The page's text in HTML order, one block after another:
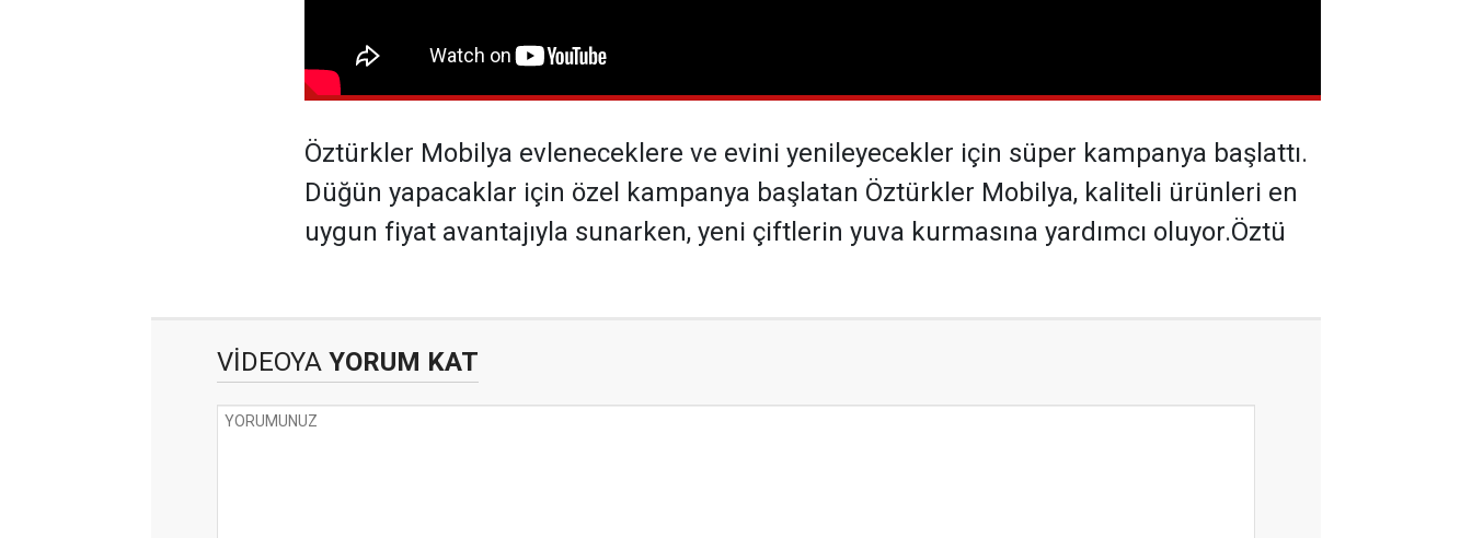
Öztürkler Mobilya evleneceklere ve evini yenileyecekler için süper kampanya başlattı.
Düğün yapacaklar için özel kampanya başlatan Öztürkler Mobilya, kaliteli ürünleri en
uygun fiyat avantajıyla sunarken, yeni çiftlerin yuva kurmasına yardımcı oluyor.Öztü
VİDEOYA YORUM KAT